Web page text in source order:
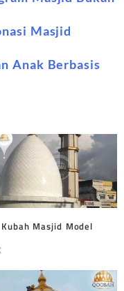
Masjid
Anak Berbasis
Masjid Model